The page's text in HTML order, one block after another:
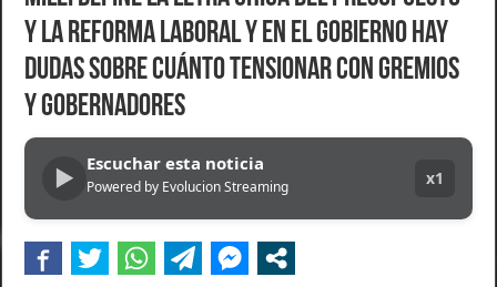
Franco Mastantuono se fue de Real Madrid y en Italia lo recibió una multitud:
Dolor en Chubut: murió el intendente de Gaiman en medio de una operación
Escala el conflicto universitario: los rectores piden a la Justicia que intime al
Pedradas, corridas y detenidos frente al Congreso en la marcha contra la Ley de
La Cámara de Casación confirmó el procesamiento de Julio de Vido y su
y la reforma laboral y en el Gobierno hay
dudas sobre cuánto tensionar con gremios
y gobernadores
▶ Escuchar esta noticia
Powered by Evolucion Streaming x1